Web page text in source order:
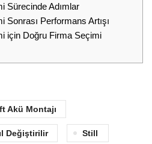
Sürecinde Adımlar
Sonrası Performans Artışı
için Doğru Firma Seçimi
Akü Montajı
Değiştirilir Still